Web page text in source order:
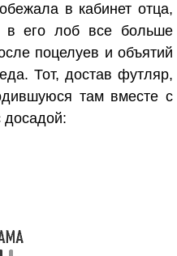
в кабинет отца,
в его лоб все больше
поцелуев и объятий
Тот, достав футляр,
там вместе с
досадой: